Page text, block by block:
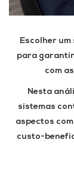
Escolher
para
com
Nesta
sistemas
aspectos
custo-